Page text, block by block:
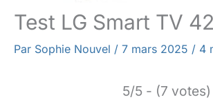
Test LG Smart TV
Par Sophie Nouvel / 7 mars 2025 / 4
5/5 - (7 votes)